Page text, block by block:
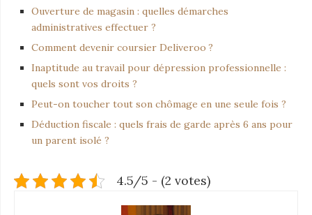
Ouverture de magasin : quelles démarches
administratives effectuer ?
Comment devenir coursier Deliveroo ?
Inaptitude au travail pour dépression professionnelle :
quels sont vos droits ?
Peut-on toucher tout son chômage en une seule fois ?
Déduction fiscale : quels frais de garde après 6 ans pour
un parent isolé ?
4.5/5 - (2 votes)